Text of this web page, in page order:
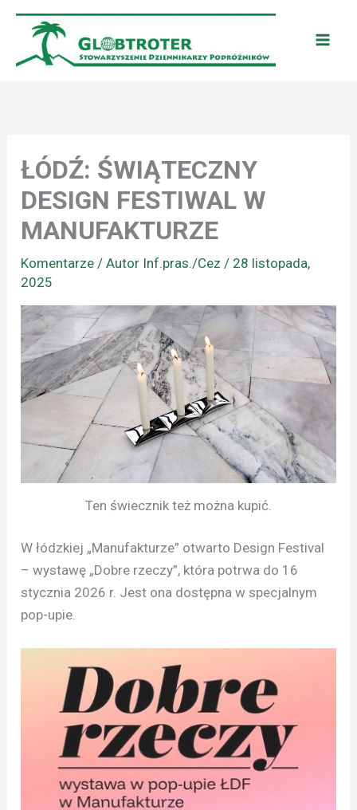
Przejdź
treści
ŁÓDŹ: ŚWIĄTECZNY
DESIGN FESTIWAL W
MANUFAKTURZE
Komentarze / Autor Inf.pras./Cez/ 28 listopada,
2025
Ten świecznik też można kupić.
W łódzkiej „Manufakturze” otwarto Design Festival
– wystawę „Dobre rzeczy”, która potrwa do 16
stycznia 2026 r. Jest ona dostępna w specjalnym
pop-upie.